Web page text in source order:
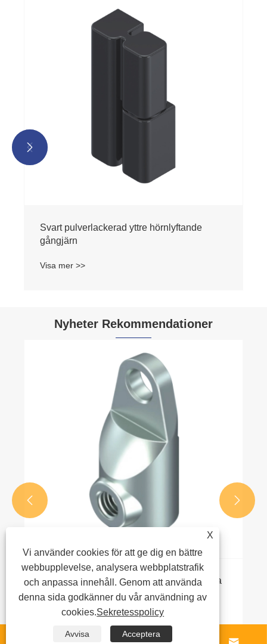
yttre hörnlyftande


Nyheter Rekommendationer
Hur förbättrar ett kvartsvarvslås säkerhet och
effektivitet?
Visa mer >>
 
X
Vi använder cookies för att ge dig en bättre
webbupplevelse, analysera webbplatstrafik
och anpassa innehåll. Genom att använda
denna sida godkänner du vår användning av
cookies.Sekretesspolicy
Avvisa Acceptera